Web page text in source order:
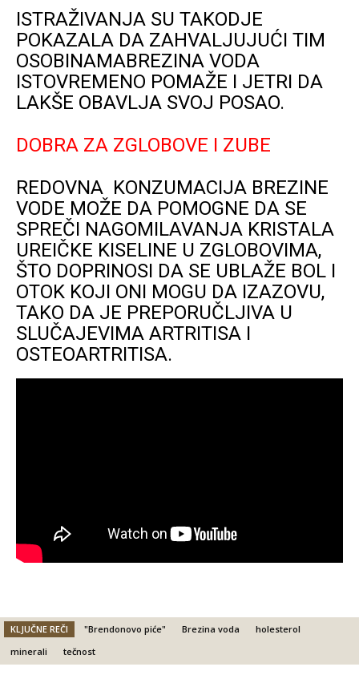
ISTRAŽIVANJA SU TAKODJE
POKAZALA DA ZAHVALJUJUĆI TIM
OSOBINAMABREZINA VODA
ISTOVREMENO POMAŽE I JETRI DA
LAKŠE OBAVLJA SVOJ POSAO.
DOBRA ZA ZGLOBOVE I ZUBE
REDOVNA KONZUMACIJA BREZINE
VODE MOŽE DA POMOGNE DA SE
SPREČI NAGOMILAVANJA KRISTALA
UREIČKE KISELINE U ZGLOBOVIMA,
ŠTO DOPRINOSI DA SE UBLAŽE BOL I
OTOK KOJI ONI MOGU DA IZAZOVU,
TAKO DA JE PREPORUČLJIVA U
SLUČAJEVIMA ARTRITISA I
OSTEOARTRITISA.
KLJUČNE REČI "Brendonovo piće" Brezina voda
holesterol
minerali
tečnost